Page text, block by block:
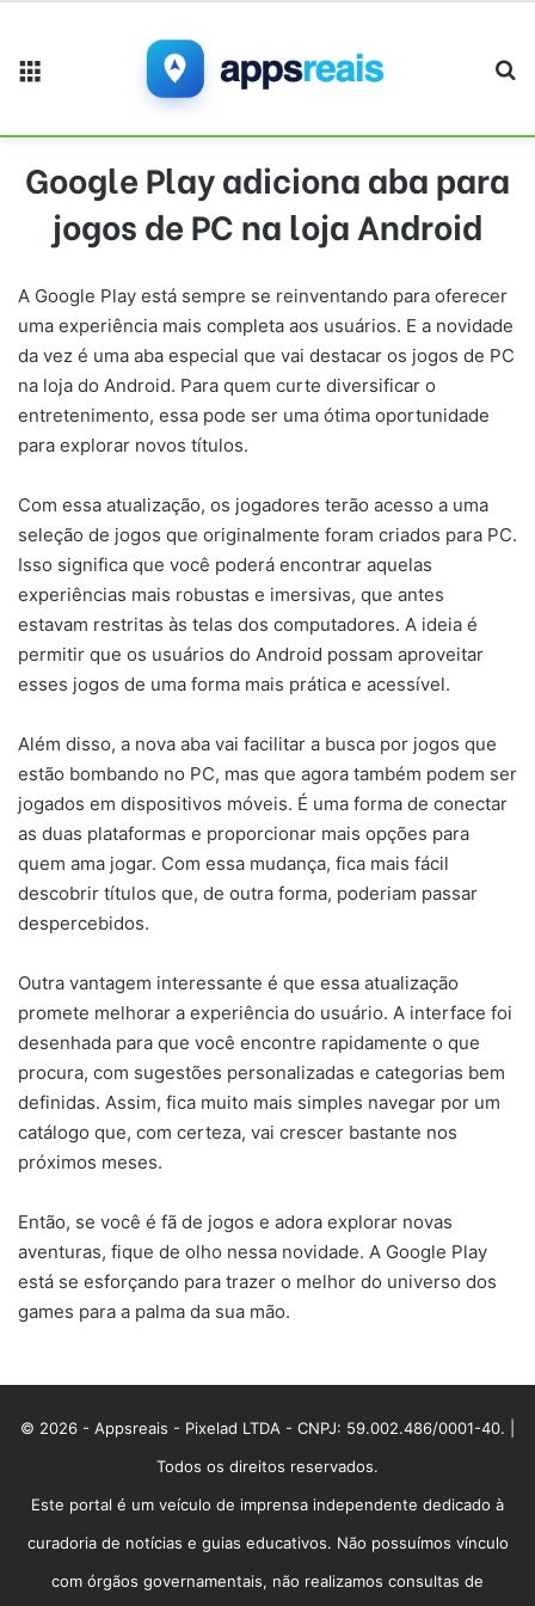
Google Play adiciona aba para
jogos de PC na loja Android
A Google Play está sempre se reinventando para oferecer
uma experiência mais completa aos usuários. E a novidade
da vez é uma aba especial que vai destacar os jogos de PC
na loja do Android. Para quem curte diversificar o
entretenimento, essa pode ser uma ótima oportunidade
para explorar novos títulos.
Com essa atualização, os jogadores terão acesso a uma
seleção de jogos que originalmente foram criados para PC.
Isso significa que você poderá encontrar aquelas
experiências mais robustas e imersivas, que antes
estavam restritas às telas dos computadores. A ideia é
permitir que os usuários do Android possam aproveitar
esses jogos de uma forma mais prática e acessível.
Além disso, a nova aba vai facilitar a busca por jogos que
estão bombando no PC, mas que agora também podem ser
jogados em dispositivos móveis. É uma forma de conectar
as duas plataformas e proporcionar mais opções para
quem ama jogar. Com essa mudança, fica mais fácil
descobrir títulos que, de outra forma, poderiam passar
despercebidos.
Outra vantagem interessante é que essa atualização
promete melhorar a experiência do usuário. A interface foi
desenhada para que você encontre rapidamente o que
procura, com sugestões personalizadas e categorias bem
definidas. Assim, fica muito mais simples navegar por um
catálogo que, com certeza, vai crescer bastante nos
próximos meses.
Então, se você é fã de jogos e adora explorar novas
aventuras, fique de olho nessa novidade. A Google Play
está se esforçando para trazer o melhor do universo dos
games para a palma da sua mão.
© 2026 - Appsreais - Pixelad LTDA - CNPJ: 59.002.486/0001-40. |
Todos os direitos reservados.
Este portal é um veículo de imprensa independente dedicado à
curadoria de notícias e guias educativos. Não possuímos vínculo
com órgãos governamentais, não realizamos consultas de